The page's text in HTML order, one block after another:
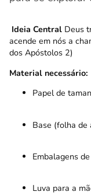
Ideia Central Deus
acende em nós a
dos Apóstolos 2)
Material necessário:
Papel de
Base (folha de
Embalagens
Luva para a